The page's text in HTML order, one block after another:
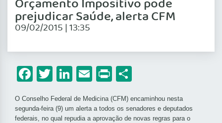
prejudicar Saúde, alerta CFM
09/02/2015 | 13:35
Facebook
Twitter
LinkedIn
Email
Print
O Conselho Federal de Medicina (CFM) encaminhou nesta
segunda-feira (9) um alerta a todos os senadores e deputados
federais, no qual repudia a aprovação de novas regras para o